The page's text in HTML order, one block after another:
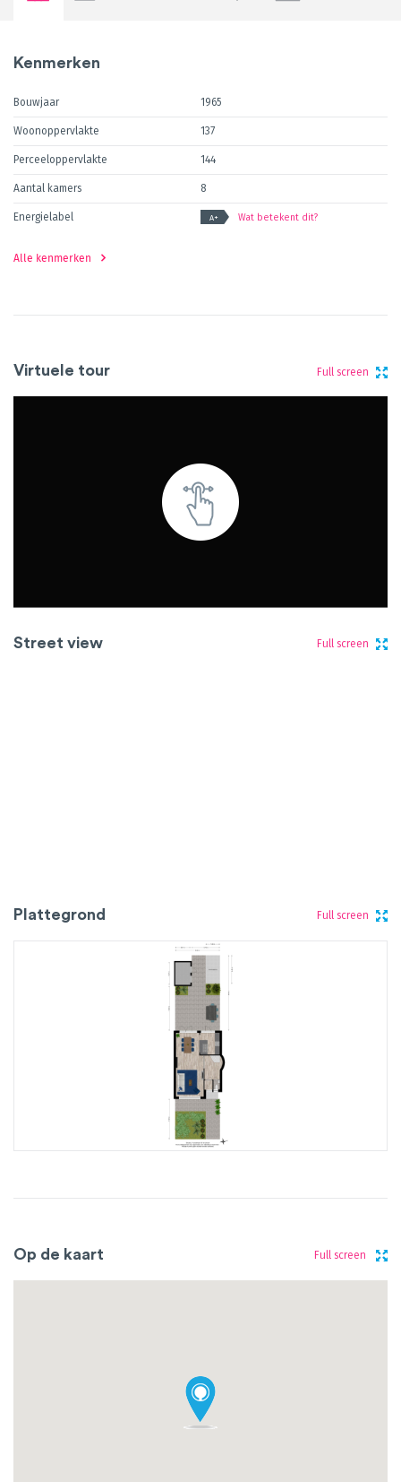
Kenmerken
Bouwjaar 1965
Woonoppervlakte 137
Perceeloppervlakte 144
Aantal kamers 8
Energielabel A+ Wat betekent dit?
Alle kenmerken
Virtuele tour Full screen
Street view Full screen
Plattegrond Full screen
Op de kaart Full screen